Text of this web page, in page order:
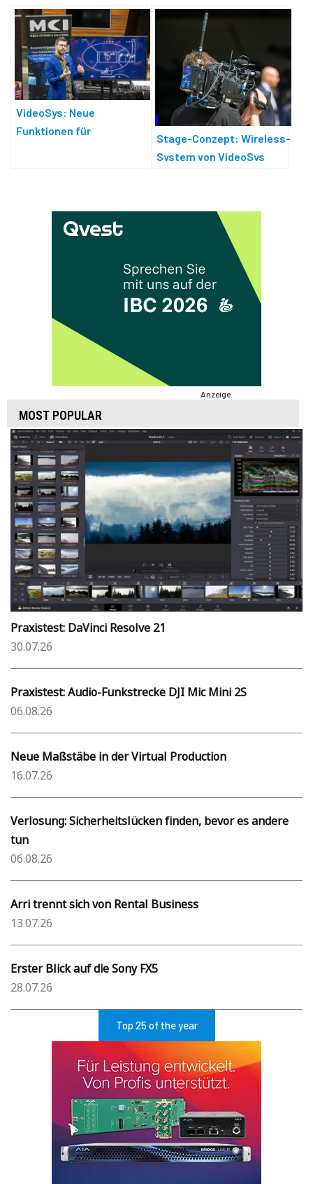
Connect«
VideoSys: Neue
Funktionen für
Stage-Conzept: Wireless-
System von VideoSys
Anzeige
MOST POPULAR
Praxistest: DaVinci Resolve 21
30.07.26
Praxistest: Audio-Funkstrecke DJI Mic Mini 2S
06.08.26
Neue Maßstäbe in der Virtual Production
16.07.26
Verlosung: Sicherheitslücken finden, bevor es andere
tun
06.08.26
Arri trennt sich von Rental Business
13.07.26
Erster Blick auf die Sony FX5
28.07.26
Top 25 of the year